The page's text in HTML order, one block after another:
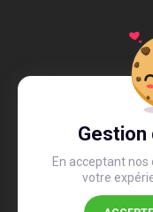
Gestion
En acceptant
votre